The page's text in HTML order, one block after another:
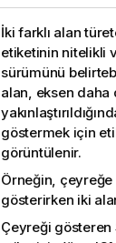
İki farklı alan
etiketinin nitelikli
sürümünü
alan, eksen
göstermek için
görüntülenir.
Örneğin,
gösterirken iki
Çeyreği gösteren